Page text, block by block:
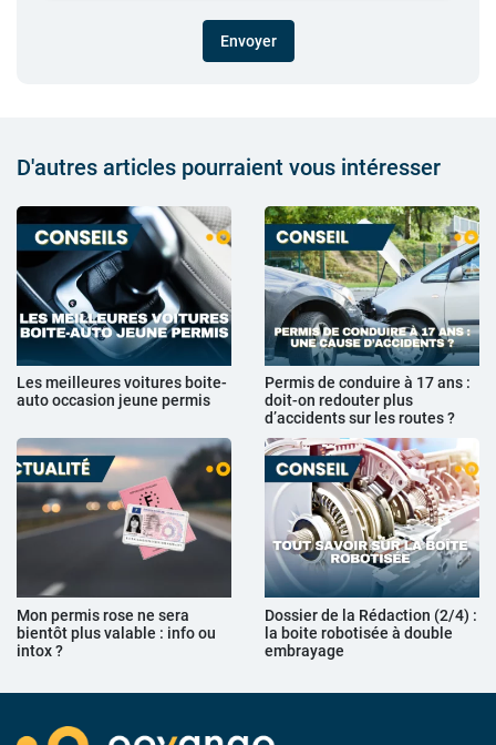
Envoyer
D'autres articles pourraient vous intéresser
Les meilleures voitures boite-
auto occasion jeune permis
Permis de conduire à 17 ans :
doit-on redouter plus
d’accidents sur les routes ?
Mon permis rose ne sera
bientôt plus valable : info ou
intox ?
Dossier de la Rédaction (2/4) :
la boite robotisée à double
embrayage